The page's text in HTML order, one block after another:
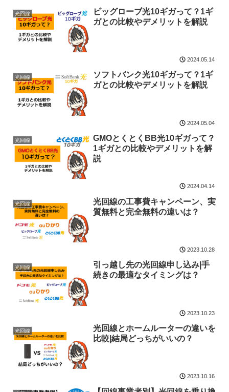
光回線
ビッグローブ光10ギガって？1ギ
ガとの比較やデメリットを解説
2024.05.14
光回線
ソフトバンク光10ギガって？1ギ
ガとの比較やデメリットを解説
2024.05.04
光回線
GMOとくとくBB光10ギガって？
1ギガとの比較やデメリットを解
説
2024.04.14
光回線
光回線の工事費キャンペーン、実
質無料と完全無料の違いは？
2023.10.28
光回線
引っ越し先の光回線申し込み|手
続きの最適なタイミングは？
2023.10.23
光回線
光回線とホームルーターの違いを
比較|結局どっちがいいの？
2023.10.16